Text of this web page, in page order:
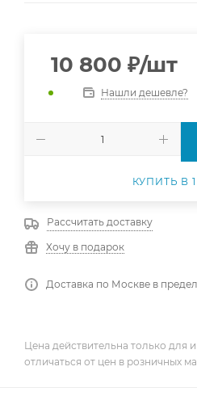
10 800 ₽/шт
Нашли дешевле?
КУПИТЬ В
Рассчитать доставку
Хочу в подарок
Доставка по Москве в
Цена действительна только для
отличаться от цен в розничных